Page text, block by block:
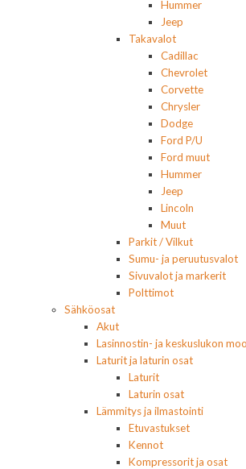
Hummer
Jeep
Takavalot
Cadillac
Chevrolet
Corvette
Chrysler
Dodge
Ford P/U
Ford muut
Hummer
Jeep
Lincoln
Muut
Parkit / Vilkut
Sumu- ja peruutusvalot
Sivuvalot ja markerit
Polttimot
Sähköosat
Akut
Lasinnostin- ja keskuslukon
Laturit ja laturin osat
Laturit
Laturin osat
Lämmitys ja ilmastointi
Etuvastukset
Kennot
Kompressorit ja osat